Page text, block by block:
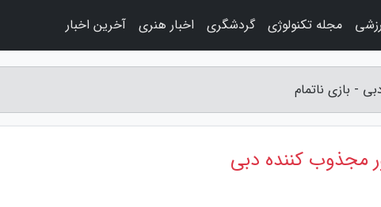
- بازی ناتمام
مجذوب کننده دبی
مجله تکنولوژی گردشگری اخبار هنری آخرین اخبار